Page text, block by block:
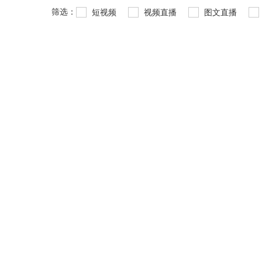
筛选： 短视频 视频直播 图文直播